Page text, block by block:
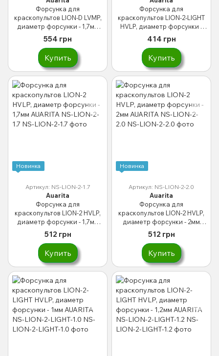
Форсунка для
краскопультов LION-D LVMP,
диаметр форсунки - 1,7мм
AUARITA NS-LION-D-1.7LM
554 грн
Купить
Форсунка для
краскопультов LION-2-LIGHT
HVLP, диаметр форсунки -
0,8мм AUARITA NS-LION-2-
LIGHT-0.8
414 грн
Купить
Новинка
Артикул: NS-LION-2-1.7
Auarita
Форсунка для
краскопультов LION-2 HVLP,
диаметр форсунки - 1,7мм
AUARITA NS-LION-2-1.7
512 грн
Купить
Новинка
Артикул: NS-LION-2-2.0
Auarita
Форсунка для
краскопультов LION-2 HVLP,
диаметр форсунки - 2мм
AUARITA NS-LION-2-2.0
512 грн
Купить